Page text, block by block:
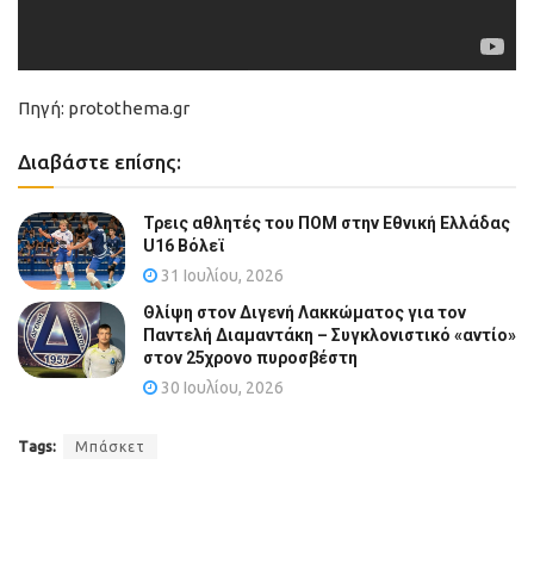
Πηγή: protothema.gr
Διαβάστε επίσης:
Τρεις αθλητές του ΠΟΜ στην Εθνική Ελλάδας
U16 Βόλεϊ
31 Ιουλίου, 2026
Θλίψη στον Διγενή Λακκώματος για τον
Παντελή Διαμαντάκη – Συγκλονιστικό «αντίο»
στον 25χρονο πυροσβέστη
30 Ιουλίου, 2026
Tags: Μπάσκετ